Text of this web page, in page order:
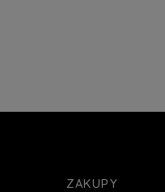
ZAKUPY